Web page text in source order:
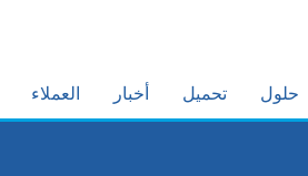
العملاء أخبار تحميل حلول